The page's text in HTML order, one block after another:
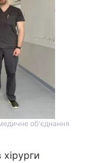
об'єднання